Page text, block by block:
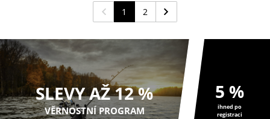
1 2
SLEVY AŽ 12 %
VĚRNOSTNÍ PROGRAM
5 %
ihned po
registraci